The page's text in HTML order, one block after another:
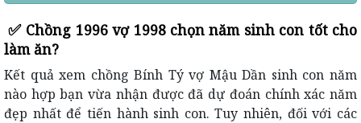
✅ Chồng 1996 vợ 1998 chọn năm sinh con tốt cho
làm ăn?
Kết quả xem chồng Bính Tý vợ Mậu Dần sinh con năm
nào hợp bạn vừa nhận được đã dự đoán chính xác năm
đẹp nhất để tiến hành sinh con. Tuy nhiên, đối với các